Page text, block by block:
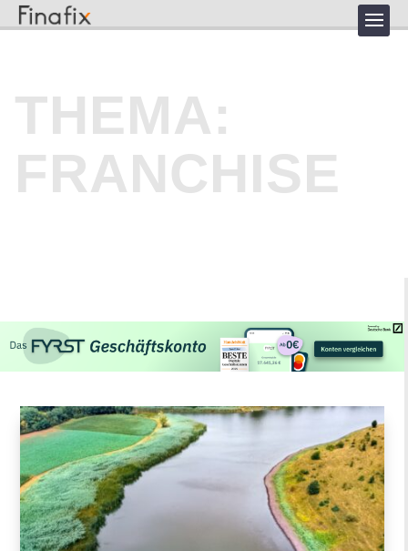
THEMA:
FRANCHISE